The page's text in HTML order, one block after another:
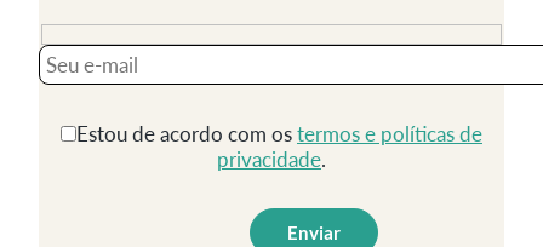
Estou de acordo com ostermos e políticas de
privacidade.